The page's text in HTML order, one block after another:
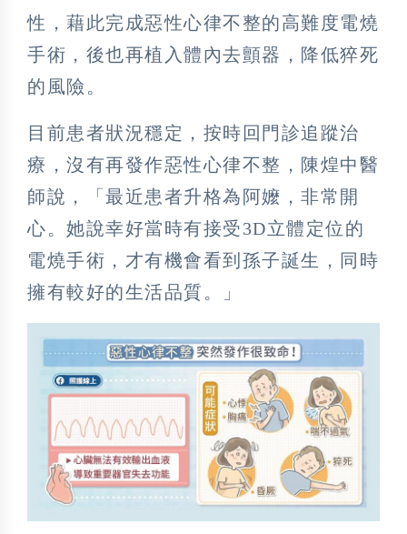
性，藉此完成惡性心律不整的高難度電燒
手術，後也再植入體內去顫器，降低猝死
的風險。
目前患者狀況穩定，按時回門診追蹤治
療，沒有再發作惡性心律不整，陳煌中醫
師說，「最近患者升格為阿嬤，非常開
心。她說幸好當時有接受3D立體定位的
電燒手術，才有機會看到孫子誕生，同時
擁有較好的生活品質。」